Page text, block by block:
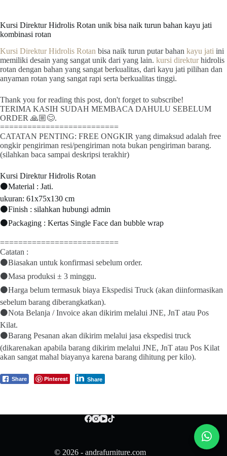
Kursi Direktur Hidrolis Rotan unik bisa naik turun bahan kayu jati
kombinasi rotan
Kursi Direktur Hidrolis Rotan bisa naik turun putar bahan kayu jati ini
memiliki desain yang sangat unik dari yang lain. kursi direkturhidrolis
rotan dengan bahan yang sangat berkualitas, dari kayu jati pilihan dan
anyaman rotan yang sangat rapi serta berkualitas tinggi.
Thank you for reading this post, don't forget to subscribe!
TERIMA KASIH SUDAH MEMBACA DAHULU SEBELUM
ORDER 🙏🏼😊.
==========================
CATATAN PENTING: FREE ONGKIR yang dimaksud adalah free
ongkir pengiriman resi/pengiriman nota bukan pengiriman barang.
(silahkan baca sampai deskripsi terakhir)
Kursi Direktur Hidrolis Rotan
⚫Material : Jati.
ukuran: 61x75x130 cm
⚫Finish : silahkan hubungi admin
⚫Packaging : Kertas Single Face dan bubble wrap
==========================
Catatan :
⚫Biasakan untuk konfirmasi sebelum order.
⚫Masa produksi ± 3 minggu.
⚫Harga belum termasuk biaya Ekspedisi Truck (akan diinformasikan
sebelum barang diberangkatkan).
⚫Nota Belanja / Invoice akan dikirim melalui JNE, JnT atau Pos
Kilat.
⚫Barang Pesanan akan dikirim melalui jasa ekspedisi truck
(dikarenakan apabila barang dikirim melalui JNE, JnT atau Pos Kilat
akan sangat mahal biayanya karena barang dihitung per kilo).
Share Pinterest Share
© 2026 - andrafurniture.com